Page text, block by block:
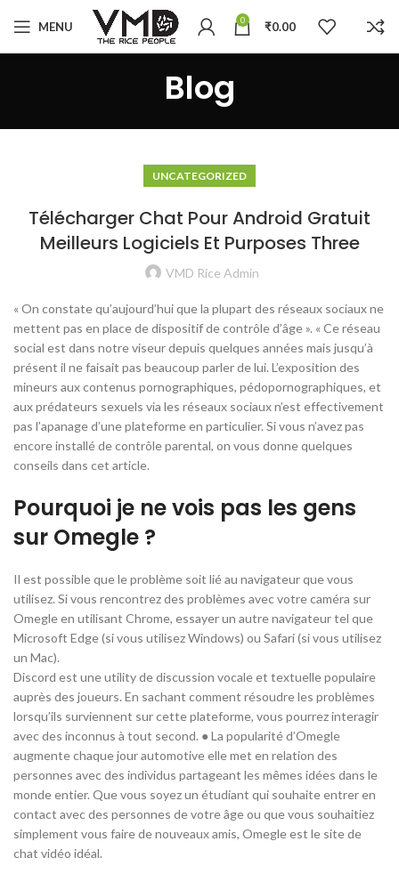
MENU 0 ₹0.00
Blog
UNCATEGORIZED
Télécharger Chat Pour Android Gratuit
Meilleurs Logiciels Et Purposes Three
VMD Rice Admin
« On constate qu’aujourd’hui que la plupart des réseaux sociaux ne
mettent pas en place de dispositif de contrôle d’âge ». « Ce réseau
social est dans notre viseur depuis quelques années mais jusqu’à
présent il ne faisait pas beaucoup parler de lui. L’exposition des
mineurs aux contenus pornographiques, pédopornographiques, et
aux prédateurs sexuels via les réseaux sociaux n’est effectivement
pas l’apanage d’une plateforme en particulier. Si vous n’avez pas
encore installé de contrôle parental, on vous donne quelques
conseils dans cet article.
Pourquoi je ne vois pas les gens
sur Omegle ?
Il est possible que le problème soit lié au navigateur que vous
utilisez. Si vous rencontrez des problèmes avec votre caméra sur
Omegle en utilisant Chrome, essayer un autre navigateur tel que
Microsoft Edge (si vous utilisez Windows) ou Safari (si vous utilisez
un Mac).
Discord est une utility de discussion vocale et textuelle populaire
auprès des joueurs. En sachant comment résoudre les problèmes
lorsqu’ils surviennent sur cette plateforme, vous pourrez interagir
avec des inconnus à tout second. ● La popularité d’Omegle
augmente chaque jour automotive elle met en relation des
personnes avec des individus partageant les mêmes idées dans le
monde entier. Que vous soyez un étudiant qui souhaite entrer en
contact avec des personnes de votre âge ou que vous souhaitiez
simplement vous faire de nouveaux amis, Omegle est le site de
chat vidéo idéal.